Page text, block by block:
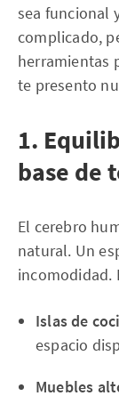
sea funcional
complicado,
herramientas
te presento
1.
base de
El cerebro
natural. Un
incomodidad.
Islas de
espacio
Muebles